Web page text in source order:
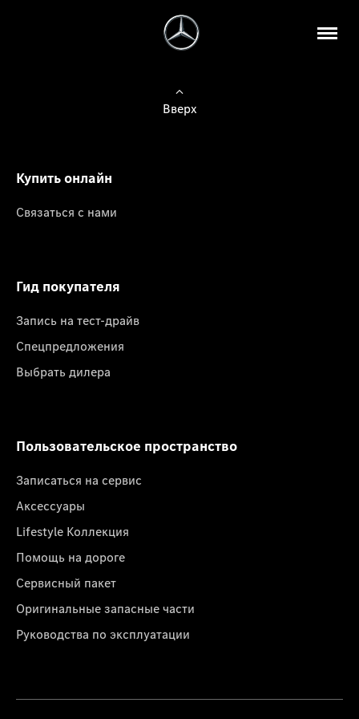
Вверх
Купить онлайн
Связаться с нами
Гид покупателя
Запись на тест-драйв
Спецпредложения
Выбрать дилера
Пользовательское пространство
Записаться на сервис
Аксессуары
Lifestyle Коллекция
Помощь на дороге
Сервисный пакет
Оригинальные запасные части
Руководства по эксплуатации